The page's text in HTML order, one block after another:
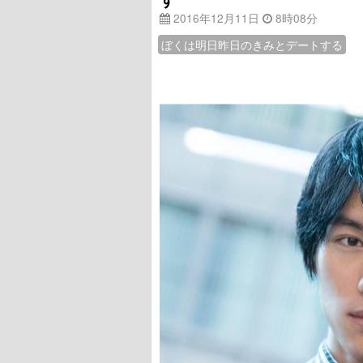
2016年12月11日
8時08分
ぼくは明日昨日のきみとデートする